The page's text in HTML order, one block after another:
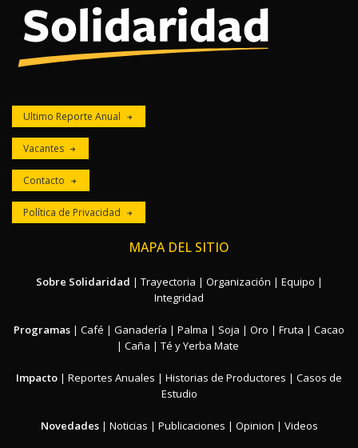
Ultimo Reporte Anual
Vacantes
Contacto
Política de Privacidad
MAPA DEL SITIO
Sobre Solidaridad | Trayectoria | Organización | Equipo |
Integridad
Programas | Café | Ganadería | Palma | Soja | Oro | Fruta | Cacao
| Caña | Té y Yerba Mate
Impacto | Reportes Anuales | Historias de Productores | Casos de
Estudio
Novedades| Noticias | Publicaciones | Opinion | Videos